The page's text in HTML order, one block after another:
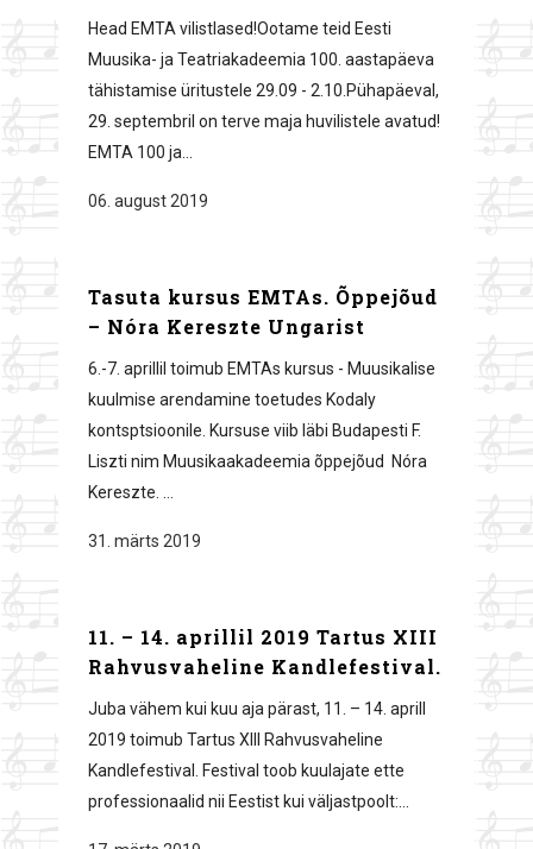
Head EMTA vilistlased!Ootame teid Eesti
Muusika- ja Teatriakadeemia 100. aastapäeva
tähistamise üritustele 29.09 - 2.10.Pühapäeval,
29. septembril on terve maja huvilistele avatud!
EMTA 100 ja...
06. august 2019
Tasuta kursus EMTAs. Õppejõud
– Nóra Kereszte Ungarist
6.-7. aprillil toimub EMTAs kursus - Muusikalise
kuulmise arendamine toetudes Kodaly
kontsptsioonile. Kursuse viib läbi Budapesti F.
Liszti nim Muusikaakadeemia õppejõud Nóra
Kereszte. ...
31. märts 2019
11. – 14. aprillil 2019 Tartus XIII
Rahvusvaheline Kandlefestival.
Juba vähem kui kuu aja pärast, 11. – 14. aprill
2019 toimub Tartus XIII Rahvusvaheline
Kandlefestival. Festival toob kuulajate ette
professionaalid nii Eestist kui väljastpoolt:...